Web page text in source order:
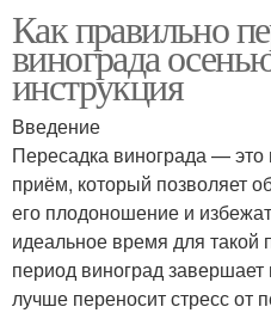
Как правильно
винограда
инструкция
Введение
Пересадка винограда — это
приём, который позволяет
его плодоношение и
идеальное время для такой
период виноград
лучше переносит стресс от